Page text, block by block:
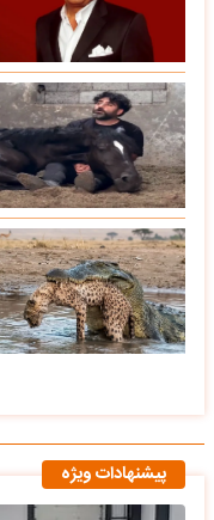
پیشنهادات ویژه